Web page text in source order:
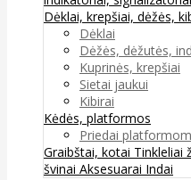
Dėklai, krepšiai, dėžės,
Dėklai
Dėžės, dėžutės,
Kuprinės, krepšiai
Sietai jaukui
Kibirai
Kėdės, platformos
Priedai
Graibštai, kotai Tinkleliai
švinai Aksesuarai Indai